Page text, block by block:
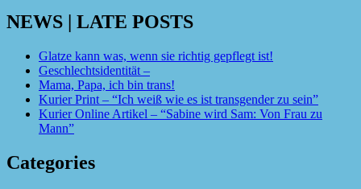
NEWS | LATE POSTS
Glatze kann was, wenn sie richtig gepflegt ist!
Geschlechtsidentität –
Mama, Papa, ich bin trans!
Kurier Print – “Ich weiß wie es ist transgender zu sein”
Kurier Online Artikel – “Sabine wird Sam: Von Frau zu
Mann”
Categories